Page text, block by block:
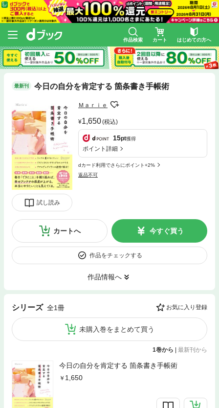
作品検索 カート はじめての方へ
最新刊 今日の自分を肯定する 箇条書き手帳術
試し読み
Ｍａｒｉｅ
1,650(税込)
15pt獲得
ポイント詳細
dカード利用でさらにポイント+2%
返品不可
カートへ 今すぐ買う
作品をチェックする
作品情報へ
シリーズ 全1冊 お気に入り登録
未購入巻をまとめて買う
1巻から | 最新刊から
今日の自分を肯定する 箇条書き手帳術
1,650